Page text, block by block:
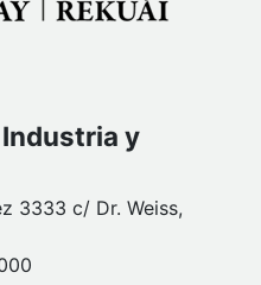
y
3333 c/ Dr. Weiss,